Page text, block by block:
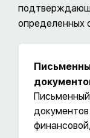
определенных